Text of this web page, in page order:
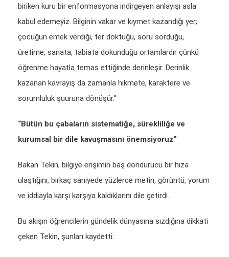
biriken kuru bir enformasyona indirgeyen anlayışı asla
kabul edemeyiz. Bilginin vakar ve kıymet kazandığı yer;
çocuğun emek verdiği, ter döktüğü, soru sorduğu,
üretime, sanata, tabiata dokunduğu ortamlardır çünkü
öğrenme hayatla temas ettiğinde derinleşir. Derinlik
kazanan kavrayış da zamanla hikmete, karaktere ve
sorumluluk şuuruna dönüşür.”
“Bütün bu çabaların sistematiğe, sürekliliğe ve
kurumsal bir dile kavuşmasını önemsiyoruz”
Bakan Tekin, bilgiye erişimin baş döndürücü bir hıza
ulaştığını, birkaç saniyede yüzlerce metin, görüntü, yorum
ve iddiayla karşı karşıya kaldıklarını dile getirdi.
Bu akışın öğrencilerin gündelik dünyasına sızdığına dikkati
çeken Tekin, şunları kaydetti: